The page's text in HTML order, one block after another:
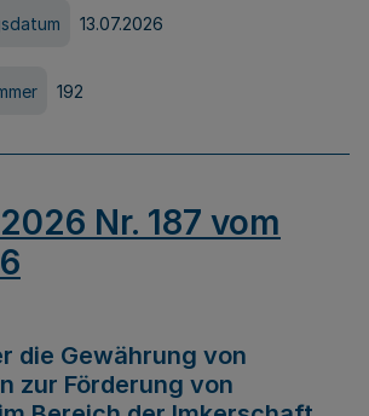
13.07.2026
192
Nr. 187 vom
die Gewährung von
zur Förderung von